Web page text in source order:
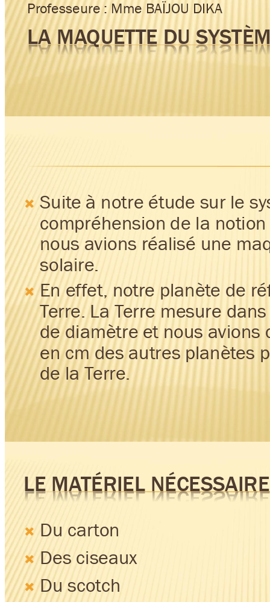
LA MAQUETTE DU SY
Professeure : Mme BAÏJOU DIKA
Suite à notre étude sur le
compréhension de la notion
nous avions réalisé une
solaire.
En effet, notre planète de
Terre. La Terre mesure
de diamètre et nous avions
en cm des autres planètes
de la Terre.
LE MATÉRIEL NÉCESSAIRE
Du carton
Des ciseaux
Du scotch